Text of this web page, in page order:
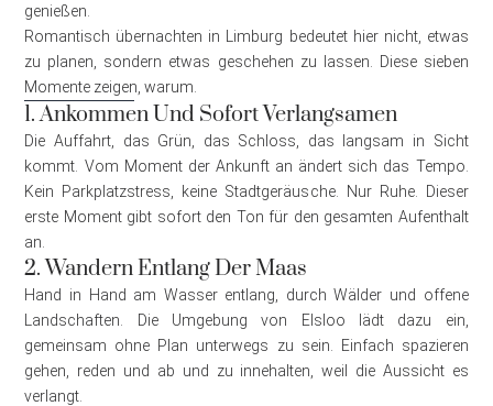
genießen.
Romantisch übernachten in Limburg bedeutet hier nicht, etwas
zu planen, sondern etwas geschehen zu lassen. Diese sieben
Momente zeigen, warum.
1. Ankommen Und Sofort Verlangsamen
Die Auffahrt, das Grün, das Schloss, das langsam in Sicht
kommt. Vom Moment der Ankunft an ändert sich das Tempo.
Kein Parkplatzstress, keine Stadtgeräusche. Nur Ruhe. Dieser
erste Moment gibt sofort den Ton für den gesamten Aufenthalt
an.
2. Wandern Entlang Der Maas
Hand in Hand am Wasser entlang, durch Wälder und offene
Landschaften. Die Umgebung von Elsloo lädt dazu ein,
gemeinsam ohne Plan unterwegs zu sein. Einfach spazieren
gehen, reden und ab und zu innehalten, weil die Aussicht es
verlangt.